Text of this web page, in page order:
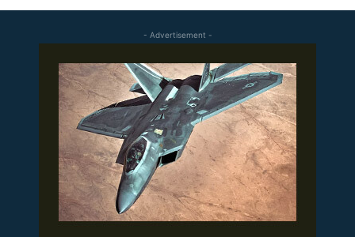
- Advertisement -